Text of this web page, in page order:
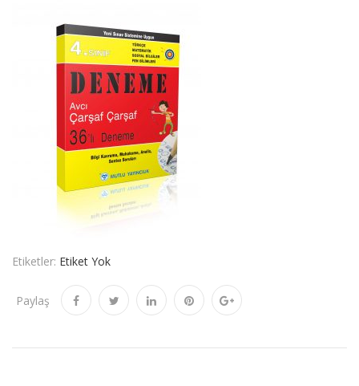
Etiketler: Etiket Yok
Paylaş